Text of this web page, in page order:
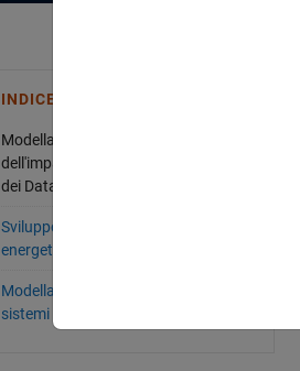
INDICE DEI CONTENUTI
Modellazione e simulazione
dell'impatto delle esigenze energetiche
dei Data Center
Sviluppo di sistemi di gestione
energetica degli edifici
Modellazione e simulazione dei
sistemi a celle a combustibile PEM